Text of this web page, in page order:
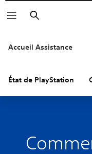
Rechercher
Accueil Assistance
État de PlayStation